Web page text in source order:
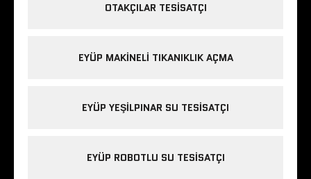
OTAKÇILAR TESISATÇI
EYÜP MAKINELI TIKANIKLIK AÇMA
EYÜP YEŞILPINAR SU TESISATÇI
EYÜP ROBOTLU SU TESISATÇI